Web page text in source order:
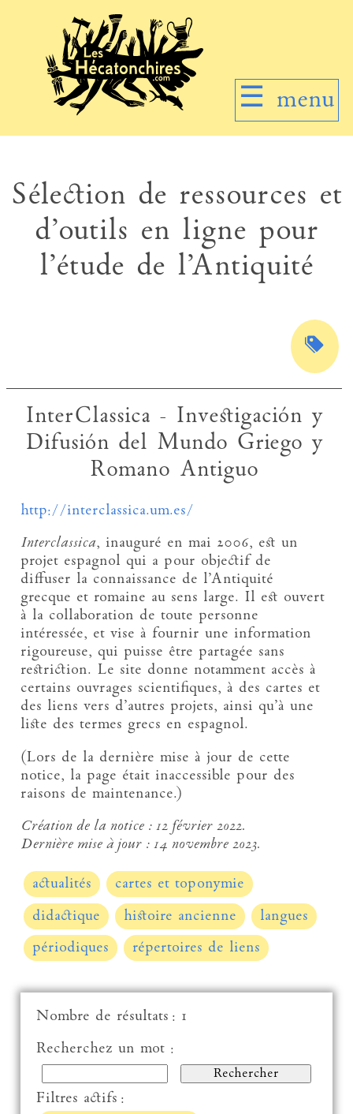
☰ menu
Sélection de ressources et
d’outils en ligne pour
l’étude de l’Antiquité
InterClassica - Investigación y
Difusión del Mundo Griego y
Romano Antiguo
http://interclassica.um.es/
Interclassica, inauguré en mai 2006, est un
projet espagnol qui a pour objectif de
diffuser la connaissance de l’Antiquité
grecque et romaine au sens large. Il est ouvert
à la collaboration de toute personne
intéressée, et vise à fournir une information
rigoureuse, qui puisse être partagée sans
restriction. Le site donne notamment accès à
certains ouvrages scientifiques, à des cartes et
des liens vers d’autres projets, ainsi qu’à une
liste des termes grecs en espagnol.
(Lors de la dernière mise à jour de cette
notice, la page était inaccessible pour des
raisons de maintenance.)
Création de la notice :12 février 2022.
Dernière mise à jour :14 novembre 2023.
actualités
cartes et toponymie
didactique
histoire ancienne
langues
périodiques
répertoires de liens
Nombre de résultats : 1
Recherchez un mot :
Filtres actifs :